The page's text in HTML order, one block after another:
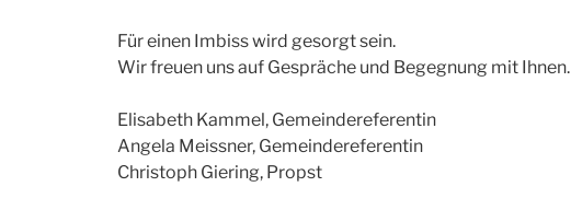
Für einen Imbiss wird gesorgt sein.
Wir freuen uns auf Gespräche und Begegnung mit Ihnen.
Elisabeth Kammel, Gemeindereferentin
Angela Meissner, Gemeindereferentin
Christoph Giering, Propst